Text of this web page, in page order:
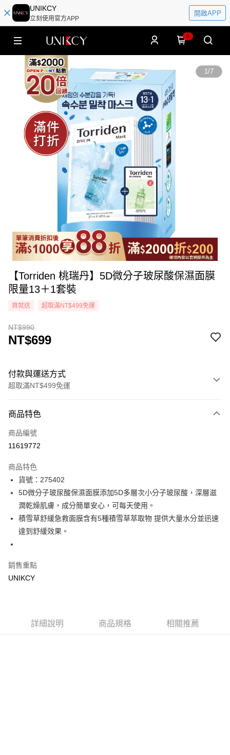
UNIKCY
立刻使用官方APP
開啟APP
0
1/7
【Torriden 桃瑞丹】5D微分子玻尿酸保濕面膜
限量13＋1套裝
買就送 超取滿NT$499免運
NT$990
NT$699
付款與運送方式
超取滿NT$499免運
icash Pay
信用卡一次付款
LINE Pay
Apple Pay
街口支付
悠遊付
運送方式
付款後7-11取貨［需3-5個工作天不含預購商品］
商品特色
商品編號
11619772
商品特色
貨號：275402
5D微分子玻尿酸保濕面膜添加5D多層次小分子玻尿酸，深層滋
潤乾燥肌膚，成分簡單安心，可每天使用。
積雪草舒緩急救面膜含有5種積雪草萃取物 提供大量水分並迅速
達到舒緩效果。
銷售重點
UNIKCY
詳細說明 商品規格 相關推薦